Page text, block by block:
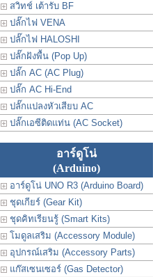
สวิทช์ เต้ารับ BF
ปลั๊กไฟ VENA
ปลั๊กไฟ HALOSHI
ปลั๊กฝังพื้น (Pop Up)
ปลั๊ก AC (AC Plug)
ปลั๊ก AC Hi-End
ปลั๊กแปลงหัวเสียบ AC
ปลั๊กเอซีติดแท่น (AC Socket)
อาร์ดูโน่
(Arduino)
อาร์ดูโน่ UNO R3 (Arduino Board)
ชุดเกียร์ (Gear Kit)
ชุดคิทเรียนรู้ (Smart Kits)
โมดูลเสริม (Accessory Module)
อุปกรณ์เสริม (Accessory Parts)
แก๊สเซนเซอร์ (Gas Detector)